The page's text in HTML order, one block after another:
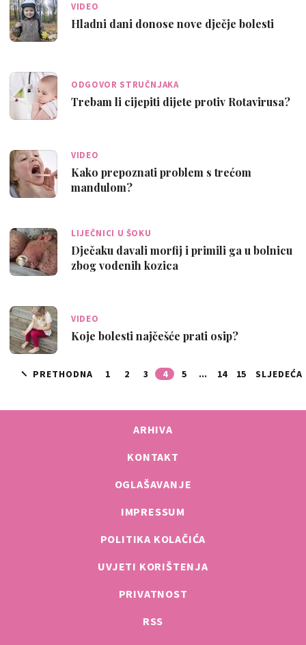
VIDEO
Hladni dani donose nove dječje bolesti
ODGOVOR STRUČNJAKA
Trebam li cijepiti dijete protiv Rotavirusa?
VIDEO
Kako prepoznati problem s trećom
mandulom?
LIJEČNICI U ŠOKU
Dječaku davali morfij i primili ga u bolnicu
zbog vodenih kozica
VIDEO
Koje bolesti najčešće prati osip?
PRETHODNA 1 2 3 4 5 ... 14 15 SLJEDEĆA
ARHIVA
KONTAKT
OGLAŠAVANJE
IMPRESSUM
POLITIKA KOLAČIĆA
UVJETI KORIŠTENJA
PRIVATNOST
RSS